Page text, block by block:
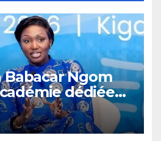
Babacar Ngom
dédiée
politique des